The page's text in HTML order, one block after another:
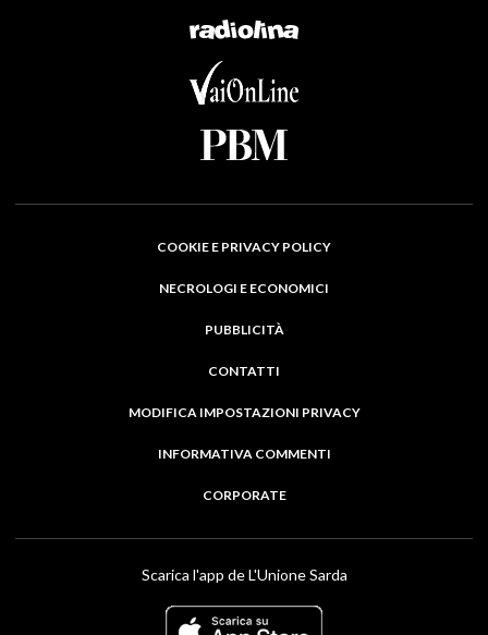
COOKIE E PRIVACY POLICY
NECROLOGI E ECONOMICI
PUBBLICITÀ
CONTATTI
MODIFICA IMPOSTAZIONI PRIVACY
INFORMATIVA COMMENTI
CORPORATE
Scarica l'app de L'Unione Sarda